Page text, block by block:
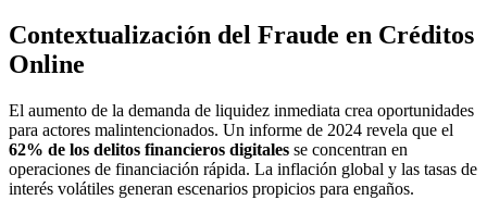
Contextualización del Fraude en Créditos
Online
El aumento de la demanda de liquidez inmediata crea oportunidades
para actores malintencionados. Un informe de 2024 revela que el
62% de los delitos financieros digitales se concentran en
operaciones de financiación rápida. La inflación global y las tasas de
interés volátiles generan escenarios propicios para engaños.